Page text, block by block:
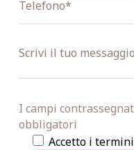
I campi
obbligatori
Accetto i